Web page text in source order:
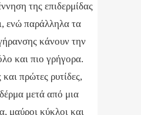
της επιδερμίδας
ενώ παράλληλα τα
κάνουν την
και πιο γρήγορα.
πρώτες ρυτίδες,
μετά από μια
μαύροι κύκλοι και